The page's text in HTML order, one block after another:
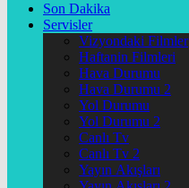
Son Dakika
Servisler
Vizyondaki Filmler
Haftanin Filmleri
Hava Durumu
Hava Durumu 2
Yol Durumu
Yol Durumu 2
Canlı Tv
Canlı Tv 2
Yayın Akışları